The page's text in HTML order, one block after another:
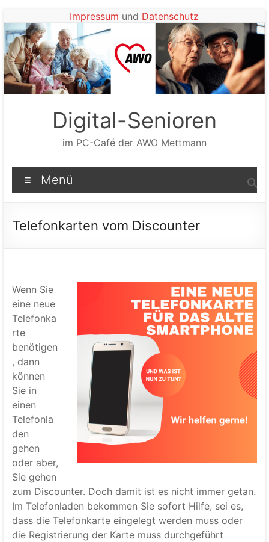
Inhalt
springen
Impressum und Datenschutz
Digital-Senioren
im PC-Café der AWO Mettmann
Menü
Telefonkarten vom Discounter
Wenn Sie
eine neue
Telefonka
rte
benötigen
, dann
können
Sie in
einen
Telefonla
den
gehen
oder aber,
Sie gehen
zum Discounter. Doch damit ist es nicht immer getan.
Im Telefonladen bekommen Sie sofort Hilfe, sei es,
dass die Telefonkarte eingelegt werden muss oder
die Registrierung der Karte muss durchgeführt